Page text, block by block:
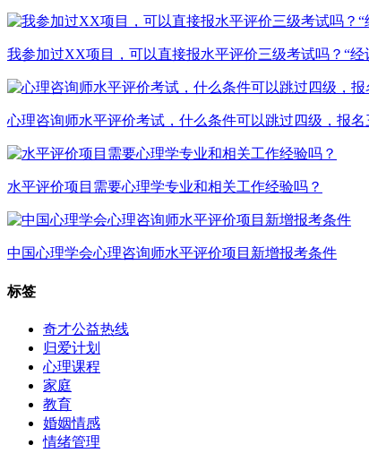
我参加过XX项目，可以直接报水平评价三级考试吗？“经
心理咨询师水平评价考试，什么条件可以跳过四级，报名
水平评价项目需要心理学专业和相关工作经验吗？
中国心理学会心理咨询师水平评价项目新增报考条件
标签
奇才公益热线
归爱计划
心理课程
家庭
教育
婚姻情感
情绪管理